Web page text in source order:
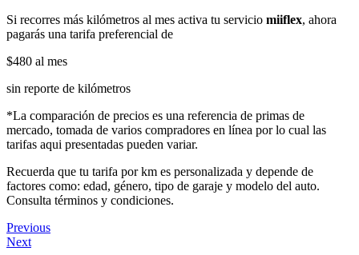
Si recorres más kilómetros al mes activa tu servicio miiflex, ahora
pagarás una tarifa preferencial de
$480 al mes
sin reporte de kilómetros
*La comparación de precios es una referencia de primas de
mercado, tomada de varios compradores en línea por lo cual las
tarifas aqui presentadas pueden variar.
Recuerda que tu tarifa por km es personalizada y depende de
factores como: edad, género, tipo de garaje y modelo del auto.
Consulta términos y condiciones.
Previous
Next